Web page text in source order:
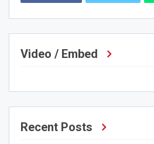
Video / Embed
Recent Posts